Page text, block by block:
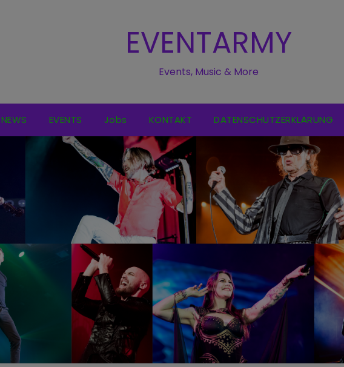
EVENTARMY
Events, Music & More
NEWS EVENTS Jobs KONTAKT DATENSCHUTZERKLÄRUNG